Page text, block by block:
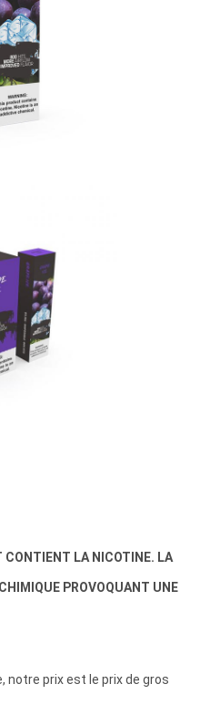
LA NICOTINE. LA
PROVOQUANT UNE
notre prix est le prix de gros